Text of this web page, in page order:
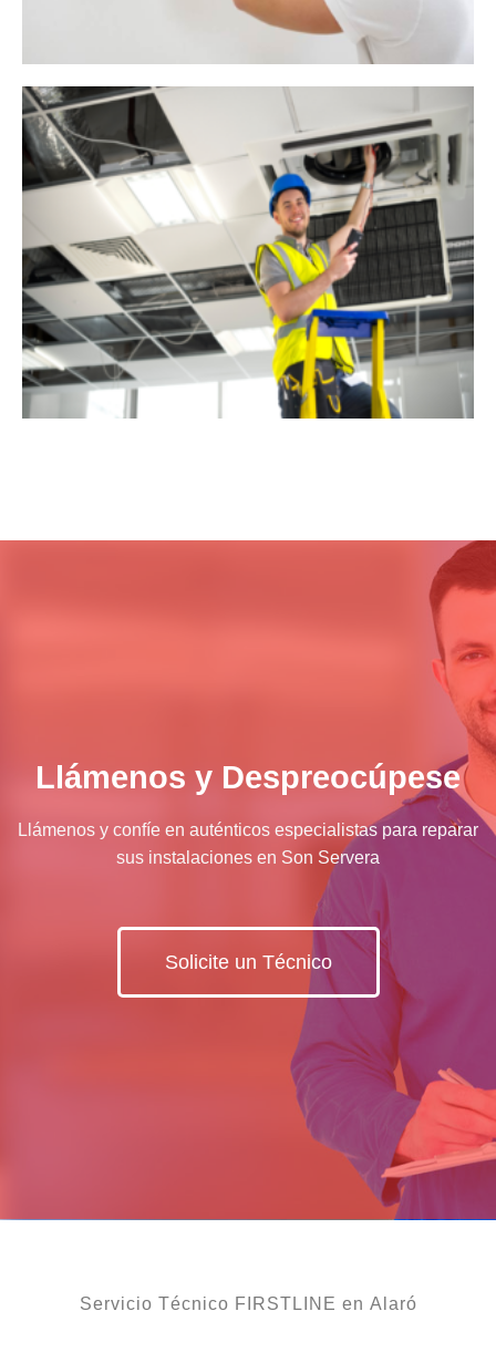
Llámenos y Despreocúpese
Llámenos y confíe en auténticos especialistas para reparar
sus instalaciones en Son Servera
Solicite un Técnico
Servicio Técnico FIRSTLINE en Alaró